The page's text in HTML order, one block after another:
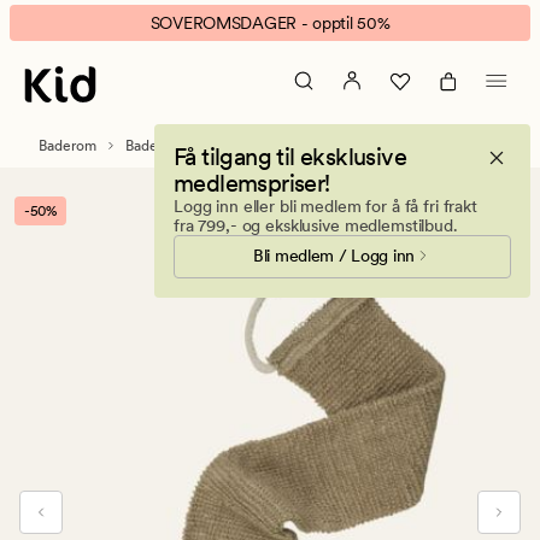
Jute
ryggskrubb
natur
banner.
Klikk
ESCAPE
pause.
SOVEROMSDAGER - opptil 50%
Få tilgang til eksklusive
medlemspriser!
Logg inn eller bli medlem for å få fri frakt
fra 799,- og eksklusive medlemstilbud.
Bli medlem / Logg inn
Baderom Baderomstilbehør
-50%